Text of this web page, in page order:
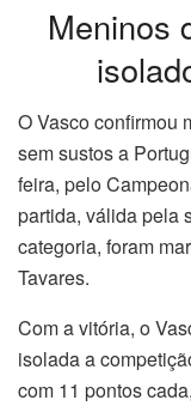
Meninos
O Vasco confirmou
sem sustos a
feira, pelo
partida, válida pela
categoria, foram
Tavares.
Com a vitória, o
isolada a
com 11 pontos